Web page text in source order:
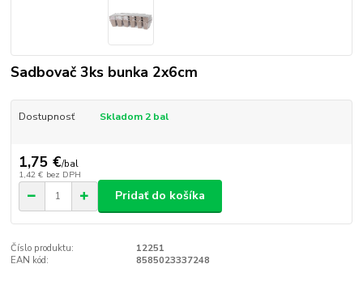
Sadbovač 3ks bunka 2x6cm
Dostupnosť Skladom 2 bal
1,75 €/bal
1,42 € bez DPH
Pridať do košíka
Číslo produktu:
12251
EAN kód:
8585023337248